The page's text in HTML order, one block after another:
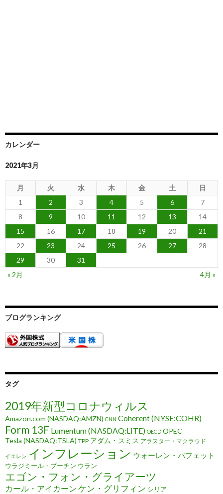
カレンダー
2021年3月
月 火 水 木 金 土
日
1
2 3 4 5 6
7
8
9 10 11 12 13
14
15
16 17 18 19 20
21
22
23 24 25 26 27
28
29
30
31
« 2月
4月 »
ブログランキング
タグ
2019年新型コロナウィルス
Amazon.com (NASDAQ:AMZN) CNN Coherent (NYSE:COHR)
Form 13F Lumentum (NASDAQ:LITE) OECD OPEC
Tesla (NASDAQ:TSLA) TPP アダム・スミス アラスター・マクラウド
イエレン インフレーション ウォーレン・バフェット
ウラジミール・プーチン ウラン
エゴン・フォン・グライアーツ
カール・アイカーン ケン・グリフィン シリア